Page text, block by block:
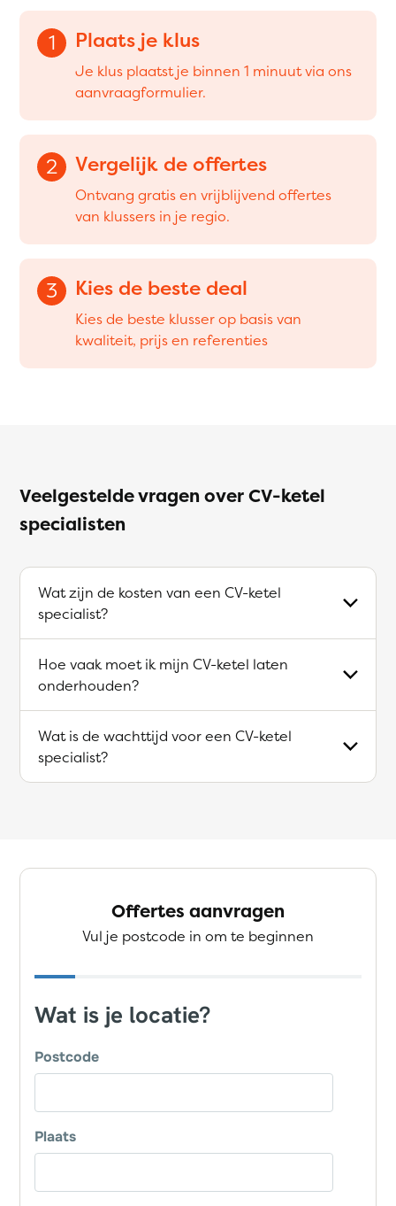
1 Plaats je klus
Je klus plaatst je binnen 1 minuut via ons
aanvraagformulier.
2 Vergelijk de offertes
Ontvang gratis en vrijblijvend offertes
van klussers in je regio.
3 Kies de beste deal
Kies de beste klusser op basis van
kwaliteit, prijs en referenties
Veelgestelde vragen over CV-ketel
specialisten
Wat zijn de kosten van een CV-ketel
specialist?
Hoe vaak moet ik mijn CV-ketel laten
onderhouden?
Wat is de wachttijd voor een CV-ketel
specialist?
Offertes aanvragen
Vul je postcode in om te beginnen